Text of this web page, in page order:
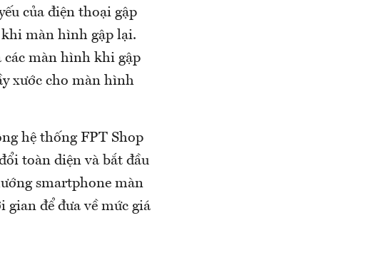
của điện thoại gập
khi màn hình gập lại.
các màn hình khi gập
xước cho màn hình
hệ thống FPT Shop
toàn diện và bắt đầu
smartphone màn
để đưa về mức giá